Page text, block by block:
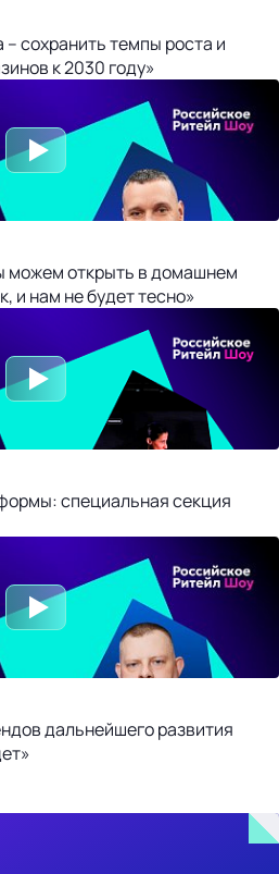
сохранить темпы роста и
к 2030 году»
можем открыть в домашнем
и нам не будет тесно»
специальная секция
дальнейшего развития